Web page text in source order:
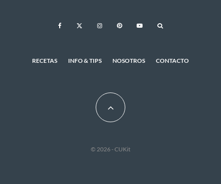
RECETAS INFO & TIPS NOSOTROS CONTACTO
© 2026 - CUKit